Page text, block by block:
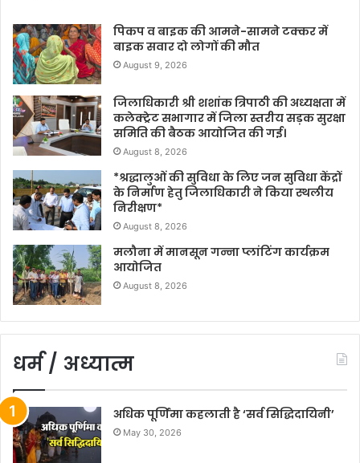
पिकप व बाइक की आमने-सामने टक्कर में
बाइक सवार दो लोगों की मौत
August 9, 2026
जिलाधिकारी श्री शशांक त्रिपाठी की अध्यक्षता में
कलेक्ट्रेट सभागार में जिला स्तरीय सड़क सुरक्षा
समिति की बैठक आयोजित की गई।
August 8, 2026
*श्रद्धालुओं की सुविधा के लिए जन सुविधा केंद्रों
के निर्माण हेतु जिलाधिकारी ने किया स्थलीय
निरीक्षण*
August 8, 2026
मलौना में मानसून गन्ना प्लांटिंग कार्यक्रम
आयोजित
August 8, 2026
धर्म / अध्यात्म
अधिक पूर्णिमा कहलाती है ‘सर्व सिद्धिदायिनी’
May 30, 2026